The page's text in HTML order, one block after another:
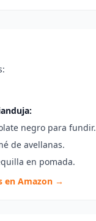
negro para fundir.
de avellanas.
en pomada.
en Amazon →